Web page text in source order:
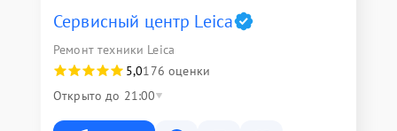
Сервисный центр Leica
Ремонт техники Leica
5,0176 оценки
Открыто до 21:00